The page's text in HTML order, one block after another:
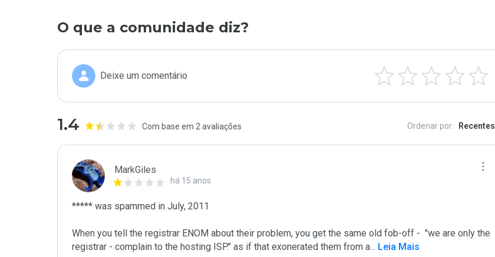
O que a comunidade diz?
Deixe um comentário
1.4 Com base em 2 avaliações Ordenar por: Recentes
MarkGiles
há 15 anos
***** was spammed in July, 2011
When you tell the registrar ENOM about their problem, you get the same old fob-off -  "we are only the
registrar - complain to the hosting ISP." as if that exonerated them from a... Leia Mais